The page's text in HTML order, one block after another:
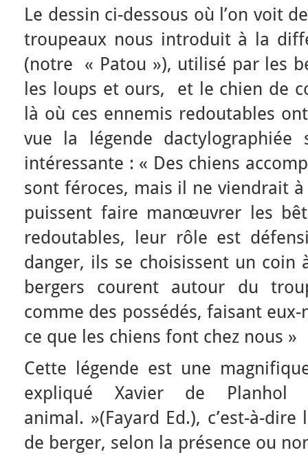
Le dessin ci-dessous où l’on voit
troupeaux nous introduit à la
(notre « Patou »), utilisé par les
les loups et ours, et le chien de
là où ces ennemis redoutables
vue la légende
intéressante : « Des chiens
sont féroces, mais il ne viendrait à
puissent faire manœuvrer les
redoutables, leur rôle est
danger, ils se choisissent un coin
bergers courent autour du
comme des possédés, faisant
ce que les chiens font chez nous »
Cette légende est une
expliqué Xavier de
animal. »(Fayard Ed.), c’est-à-
de berger, selon la présence ou